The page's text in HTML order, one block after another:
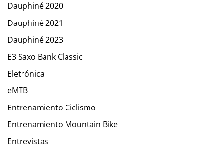
Dauphiné 2020
Dauphiné 2021
Dauphiné 2023
E3 Saxo Bank Classic
Eletrónica
eMTB
Entrenamiento Ciclismo
Entrenamiento Mountain Bike
Entrevistas